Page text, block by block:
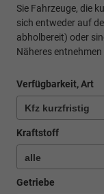
Sie Fahrzeuge, die
sich entweder auf
abholbereit) oder
Näheres
Verfügbarkeit, Art
Kraftstoff
Getriebe